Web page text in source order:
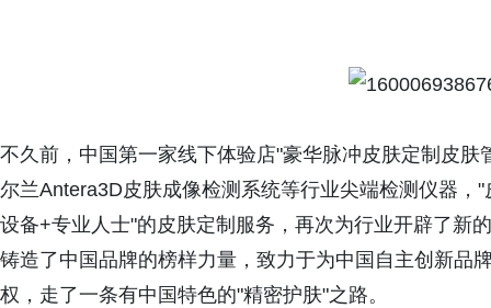
不久前，中国第一家线下体验店"豪华脉冲皮肤定制皮
尔兰Antera3D皮肤成像检测系统等行业尖端检测仪器
设备+专业人士"的皮肤定制服务，再次为行业开辟了新
铸造了中国品牌的榜样力量，致力于为中国自主创新品
权，走了一条有中国特色的"精密护肤"之路。